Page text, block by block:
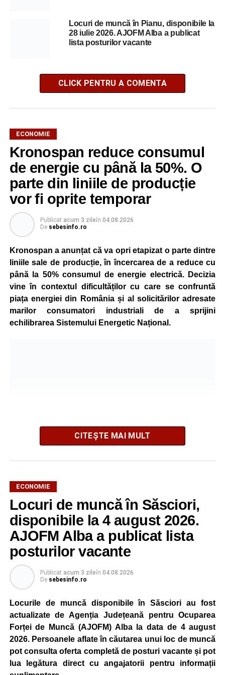
Locuri de muncă în Pianu, disponibile la
28 iulie 2026. AJOFM Alba a publicat
lista posturilor vacante
CLICK PENTRU A COMENTA
ECONOMIE
Kronospan reduce consumul
de energie cu până la 50%. O
parte din liniile de producție
vor fi oprite temporar
Publicat acum 3 zileîn 04.08.2026
De sebesinfo.ro
Kronospan a anunțat că va opri etapizat o parte dintre
liniile sale de producție, în încercarea de a reduce cu
până la 50% consumul de energie electrică. Decizia
vine în contextul dificultăților cu care se confruntă
piața energiei din România și al solicitărilor adresate
marilor consumatori industriali de a sprijini
echilibrarea Sistemului Energetic Național.
Potrivit unui comunicat al companiei, măsura va fi aplicată
gradual, în funcție de necesitățile sistemului energetic.
Reprezentanții Kronospan precizează că evoluția situației
este monitorizată permanent, iar activitatea va reveni la
capacitate normală imediat ce condițiile vor permite.
Compania dă asigurări că oprirea temporară a unor linii
de producție nu va afecta livrările către clienți.
Kronospan se numără printre cei mai mari consumatori de
energie electrică din România. O parte din necesarul
energetic este acoperită prin producția proprie de energie,
realizată cu ajutorul panourilor fotovoltaice și al unităților
de cogenerare.
Reprezentanții companiei afirmă că vor continua
colaborarea cu autoritățile și operatorii din domeniul
CITEȘTE MAI MULT
ECONOMIE
Locuri de muncă în Săsciori,
disponibile la 4 august 2026.
AJOFM Alba a publicat lista
posturilor vacante
Publicat acum 3 zileîn 04.08.2026
De sebesinfo.ro
Locurile de muncă disponibile în Săsciori au fost
actualizate de Agenția Județeană pentru Ocuparea
Forței de Muncă (AJOFM) Alba la data de 4 august
2026. Persoanele aflate în căutarea unui loc de muncă
pot consulta oferta completă de posturi vacante și pot
lua legătura direct cu angajatorii pentru informații